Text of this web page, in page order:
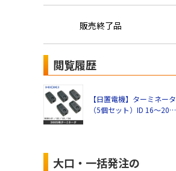
販売終了品
閲覧履歴
【日置電機】ターミネータ
（5個セット）ID 16～20
大口・一括発注の